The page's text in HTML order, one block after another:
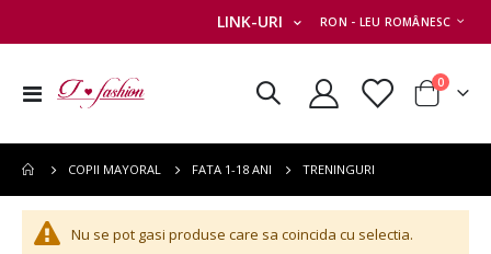
LINK-URI MONEDA
RON - LEU ROMÂNESC
Comutare
Cart
0articole
COPII MAYORAL FATA 1-18 ANI TRENINGURI
Nu se pot gasi produse care sa coincida cu selectia.